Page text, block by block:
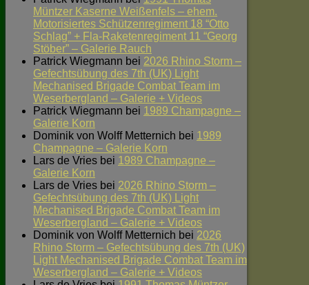
Müntzer Kaserne Weißenfels – ehem.
Motorisiertes Schützenregiment 18 “Otto
Schlag” + Fla-Raketenregiment 11 “Georg
Stöber” – Galerie Rauch
Patrick Wiegmann bei 2026 Rhino Storm –
Gefechtsübung des 7th (UK) Light
Mechanised Brigade Combat Team im
Weserbergland – Galerie + Videos
Patrick Wiegmann bei 1989 Champagne –
Galerie Korn
Dominik von Wolff Metternich bei 1989
Champagne – Galerie Korn
Lars de Vries bei 1989 Champagne –
Galerie Korn
Lars de Vries bei 2026 Rhino Storm –
Gefechtsübung des 7th (UK) Light
Mechanised Brigade Combat Team im
Weserbergland – Galerie + Videos
Dominik von Wolff Metternich bei 2026
Rhino Storm – Gefechtsübung des 7th (UK)
Light Mechanised Brigade Combat Team im
Weserbergland – Galerie + Videos